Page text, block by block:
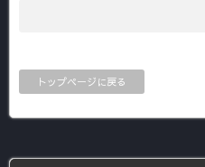
トップページに戻る